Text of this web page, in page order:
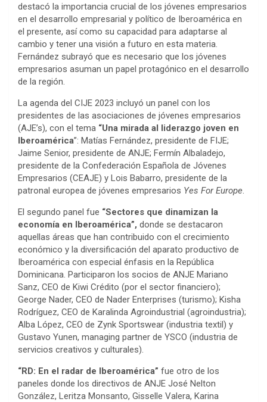
destacó la importancia crucial de los jóvenes empresarios
en el desarrollo empresarial y político de Iberoamérica en
el presente, así como su capacidad para adaptarse al
cambio y tener una visión a futuro en esta materia.
Fernández subrayó que es necesario que los jóvenes
empresarios asuman un papel protagónico en el desarrollo
de la región.
La agenda del CIJE 2023 incluyó un panel con los
presidentes de las asociaciones de jóvenes empresarios
(AJE’s), con el tema “Una mirada al liderazgo joven en
Iberoamérica”: Matías Fernández, presidente de FIJE;
Jaime Senior, presidente de ANJE; Fermín Albaladejo,
presidente de la Confederación Española de Jóvenes
Empresarios (CEAJE) y Lois Babarro, presidente de la
patronal europea de jóvenes empresarios Yes For Europe
El segundo panel fue “Sectores que dinamizan la
economía en Iberoamérica”, donde se destacaron
aquellas áreas que han contribuido con el crecimiento
económico y la diversificación del aparato productivo de
Iberoamérica con especial énfasis en la República
Dominicana. Participaron los socios de ANJE Mariano
Sanz, CEO de Kiwi Crédito (por el sector financiero);
George Nader, CEO de Nader Enterprises (turismo); Kisha
Rodríguez, CEO de Karalinda Agroindustrial (agroindustria);
Alba López, CEO de Zynk Sportswear (industria textil) y
Gustavo Yunen, managing partner de YSCO (industria de
servicios creativos y culturales).
“RD: En el radar de Iberoamérica” fue otro de los
paneles donde los directivos de ANJE José Nelton
González, Leritza Monsanto, Gisselle Valera, Karina